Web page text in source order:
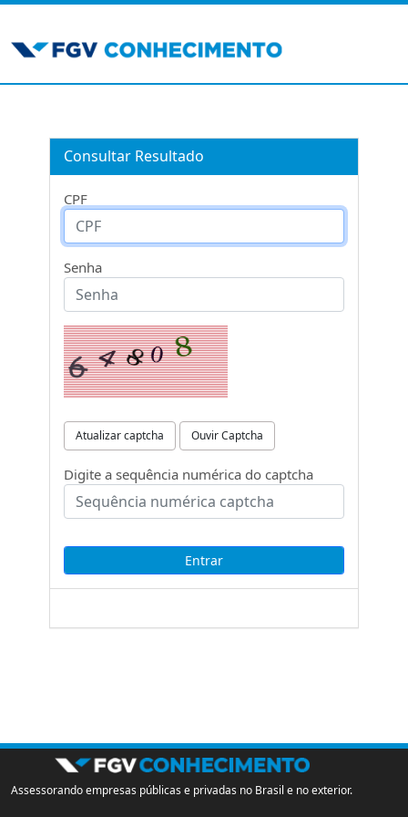
Consultar Resultado
CPF
Senha
Atualizar captcha Ouvir Captcha
Digite a sequência numérica do captcha
Assessorando empresas públicas e privadas no Brasil e no exterior.